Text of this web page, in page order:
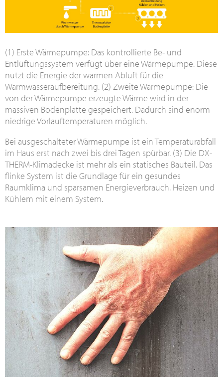
(1) Erste Wärmepumpe: Das kontrollierte Be- und
Entlüftungssystem verfügt über eine Wärmepumpe. Diese
nutzt die Energie der warmen Abluft für die
Warmwasseraufbereitung. (2) Zweite Wärmepumpe: Die
von der Wärmepumpe erzeugte Wärme wird in der
massiven Bodenplatte gespeichert. Dadurch sind enorm
niedrige Vorlauftemperaturen möglich.
Bei ausgeschalteter Wärmepumpe ist ein Temperaturabfall
im Haus erst nach zwei bis drei Tagen spürbar. (3) Die DX-
THERM-Klimadecke ist mehr als ein statisches Bauteil. Das
flinke System ist die Grundlage für ein gesundes
Raumklima und sparsamen Energieverbrauch. Heizen und
Kühlem mit einem System.